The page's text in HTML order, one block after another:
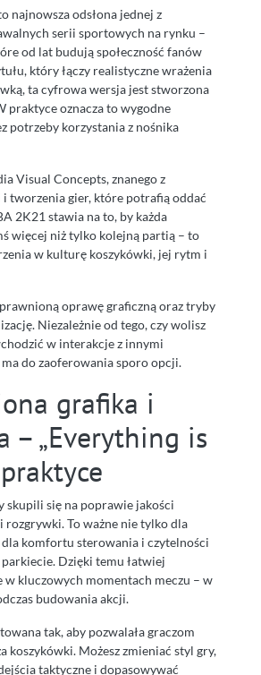
najnowsza odsłona jednej z
serii sportowych na rynku –
od lat budują społeczność fanów
który łączy realistyczne wrażenia
ta cyfrowa wersja jest stworzona
praktyce oznacza to wygodne
potrzeby korzystania z nośnika
Visual Concepts, znanego z
tworzenia gier, które potrafią oddać
2K21 stawia na to, by każda
więcej niż tylko kolejną partią – to
w kulturę koszykówki, jej rytm i
oprawę graficzną oraz tryby
Niezależnie od tego, czy wolisz
w interakcje z innymi
do zaoferowania sporo opcji.
grafika i
– „Everything is
się na poprawie jakości
rozgrywki. To ważne nie tylko dla
dla komfortu sterowania i czytelności
Dzięki temu łatwiej
w kluczowych momentach meczu – w
budowania akcji.
tak, aby pozwalała graczom
koszykówki. Możesz zmieniać styl gry,
taktyczne i dopasowywać